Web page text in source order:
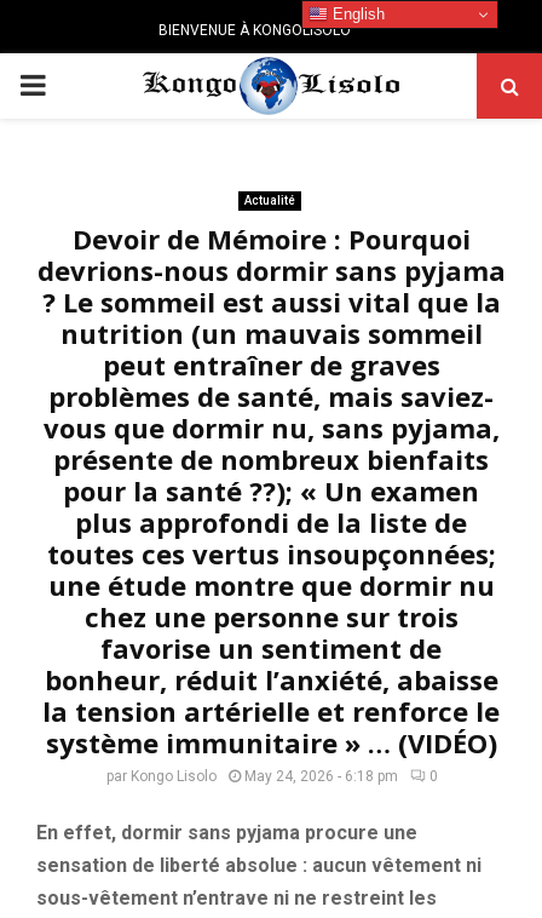
BIENVENUE À KONGOLISOLO
PRIMARY
Actualité
Devoir de Mémoire : Pourquoi
devrions-nous dormir sans pyjama
? Le sommeil est aussi vital que la
nutrition (un mauvais sommeil
peut entraîner de graves
problèmes de santé, mais saviez-
vous que dormir nu, sans pyjama,
présente de nombreux bienfaits
pour la santé ??); « Un examen
plus approfondi de la liste de
toutes ces vertus insoupçonnées;
une étude montre que dormir nu
chez une personne sur trois
favorise un sentiment de
bonheur, réduit l’anxiété, abaisse
la tension artérielle et renforce le
système immunitaire » … (VIDÉO)
par Kongo Lisolo May 24, 2026 - 6:18 pm 0
En effet, dormir sans pyjama procure une
sensation de liberté absolue : aucun vêtement ni
sous-vêtement n’entrave ni ne restreint les
English